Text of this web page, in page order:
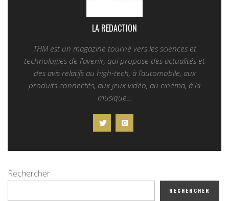
LA REDACTION
THM est un magazine tourné vers les sciences et
technologies de l'avenir, qui propose des actualités et
des avis relatifs au high-tech, à l’automobile, aux
produits connectés, aux jeux vidéo, au cinéma, à la
musique...
Rechercher
RECHERCHER